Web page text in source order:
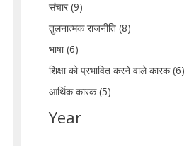
संचार (9)
तुलनात्मक राजनीति (8)
भाषा (6)
शिक्षा को प्रभावित करने वाले कारक (6)
आर्थिक कारक (5)
Year